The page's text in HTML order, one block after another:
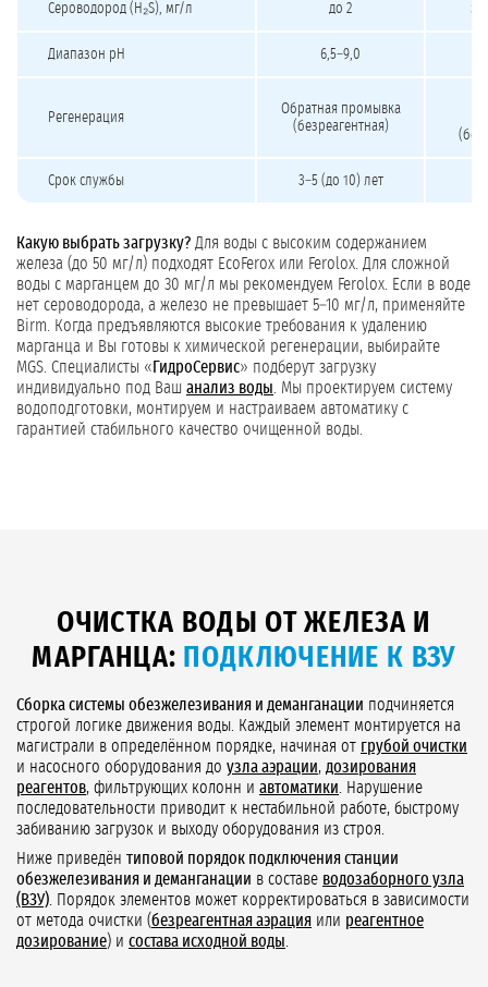
Сероводород (H₂S), мг/л до 2
Диапазон pH 6,5–9,0
Регенерация
Обратная промывка
(безреагентная)
Срок службы 3–5 (до 10) лет
Какую выбрать загрузку? Для воды с высоким содержанием
железа (до 50 мг/л) подходят EcoFerox или Ferolox. Для сложной
воды с марганцем до 30 мг/л мы рекомендуем Ferolox. Если в воде
нет сероводорода, а железо не превышает 5–10 мг/л, применяйте
Birm. Когда предъявляются высокие требования к удалению
марганца и Вы готовы к химической регенерации, выбирайте
MGS. Специалисты «ГидроСервис» подберут загрузку
индивидуально под Ваш анализ воды . Мы проектируем систему
водоподготовки, монтируем и настраиваем автоматику с
гарантией стабильного качество очищенной воды.
ОЧИСТКА ВОДЫ ОТ ЖЕЛЕЗА И
МАРГАНЦА: ПОДКЛЮЧЕНИЕ К ВЗУ
Сборка системы обезжелезивания и деманганации подчиняется
строгой логике движения воды. Каждый элемент монтируется на
магистрали в определённом порядке, начиная от грубой очистки
и насосного оборудования до узла аэрации, дозирования
реагентов, фильтрующих колонн и автоматики . Нарушение
последовательности приводит к нестабильной работе, быстрому
забиванию загрузок и выходу оборудования из строя.
Ниже приведён типовой порядок подключения станции
обезжелезивания и деманганации в составе водозаборного узла
(ВЗУ) . Порядок элементов может корректироваться в зависимости
от метода очистки (безреагентная аэрация или реагентное
дозирование) и состава исходной воды